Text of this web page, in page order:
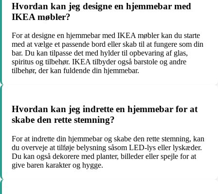
Hvordan kan jeg designe en hjemmebar med
IKEA møbler?
For at designe en hjemmebar med IKEA møbler kan du starte
med at vælge et passende bord eller skab til at fungere som din
bar. Du kan tilpasse det med hylder til opbevaring af glas,
spiritus og tilbehør. IKEA tilbyder også barstole og andre
tilbehør, der kan fuldende din hjemmebar.
Hvordan kan jeg indrette en hjemmebar for at
skabe den rette stemning?
For at indrette din hjemmebar og skabe den rette stemning, kan
du overveje at tilføje belysning såsom LED-lys eller lyskæder.
Du kan også dekorere med planter, billeder eller spejle for at
give baren karakter og hygge.